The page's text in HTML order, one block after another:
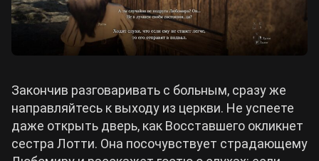
Закончив разговаривать с больным, сразу же
направляйтесь к выходу из церкви. Не успеете
даже открыть дверь, как Восставшего окликнет
сестра Лотти. Она посочувствует страдающему